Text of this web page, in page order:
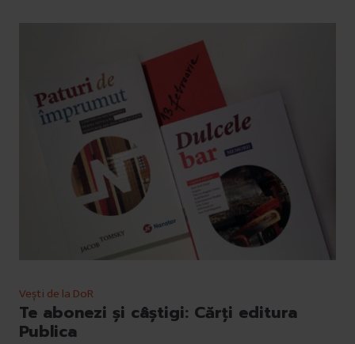
Vești de la DoR
Te abonezi și câștigi: Cărți editura
Publica